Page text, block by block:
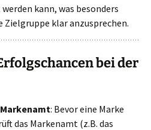
kann, was besonders
Zielgruppe klar anzusprechen.
bei der
: Bevor eine Marke
das Markenamt (z.B. das